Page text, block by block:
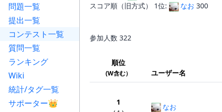
問題一覧
提出一覧
コンテスト一覧
質問一覧
ランキング
Wiki
統計/タグ一覧
サポーター👑
スコア順（旧方式） 1位:
なお 300
参加人数 322
順位
(W含む） ユーザー名
1
なお